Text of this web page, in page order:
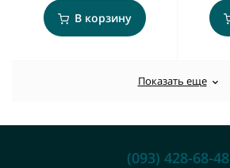
В корзину
Показать еще
(093) 428-68-48